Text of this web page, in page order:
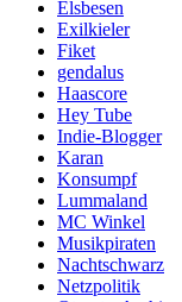
Elsbesen
Exilkieler
Fiket
gendalus
Haascore
Hey Tube
Indie-Blogger
Karan
Konsumpf
Lummaland
MC Winkel
Musikpiraten
Nachtschwarz
Netzpolitik